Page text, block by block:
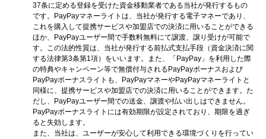
37条に定める登録を受けた資金移動業者である当社が発行するもの
です。PayPayマネーライトは、当社が発行する電子マネーであり、
これを購入して提携サービスや加盟店での決済に用いることができる
ほか、PayPayユーザー間で手数料無料にて譲渡、譲り受けが可能で
す。この法的性質は、当社が発行する前払式支払手段（資金決済に関
する法律第3条第1項）をいいます。また、「PayPay」を利用した際
の特典やキャンペーン等で無償付与されるPayPayボーナスおよび
PayPayボーナスライトも、PayPayマネーやPayPayマネーライトと
同様に、提携サービスや加盟店での決済に用いることができます。た
だし、PayPayユーザー間での送金、譲渡や払い出しはできません。
PayPayボーナスライトには有効期限が設定されており、期限を過ぎ
ると失効します。
また、当社は、ユーザーが安心して利用できる環境づくりを行ってい